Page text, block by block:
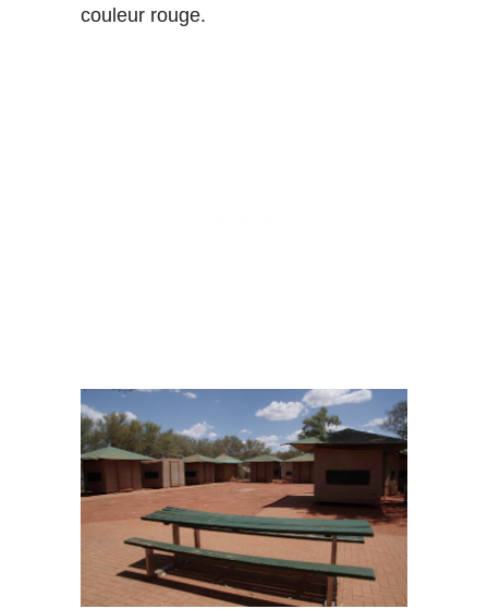
couleur rouge.